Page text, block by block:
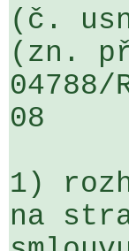
(č.
(zn.
08
1)
na